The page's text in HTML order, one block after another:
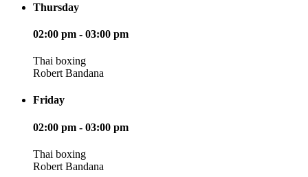
Thursday
02:00 pm - 03:00 pm
Thai boxing
Robert Bandana
Friday
02:00 pm - 03:00 pm
Thai boxing
Robert Bandana